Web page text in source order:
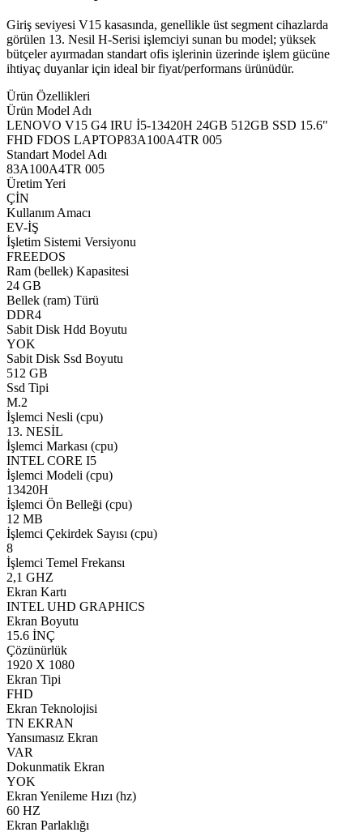
Giriş seviyesi V15 kasasında, genellikle üst segment cihazlarda
görülen 13. Nesil H-Serisi işlemciyi sunan bu model; yüksek
bütçeler ayırmadan standart ofis işlerinin üzerinde işlem gücüne
ihtiyaç duyanlar için ideal bir fiyat/performans ürünüdür.
Ürün Özellikleri
Ürün Model Adı
LENOVO V15 G4 IRU İ5-13420H 24GB 512GB SSD 15.6"
FHD FDOS LAPTOP83A100A4TR 005
Standart Model Adı
83A100A4TR 005
Üretim Yeri
ÇİN
Kullanım Amacı
EV-İŞ
İşletim Sistemi Versiyonu
FREEDOS
Ram (bellek) Kapasitesi
24 GB
Bellek (ram) Türü
DDR4
Sabit Disk Hdd Boyutu
YOK
Sabit Disk Ssd Boyutu
512 GB
Ssd Tipi
M.2
İşlemci Nesli (cpu)
13. NESİL
İşlemci Markası (cpu)
INTEL CORE I5
İşlemci Modeli (cpu)
13420H
İşlemci Ön Belleği (cpu)
12 MB
İşlemci Çekirdek Sayısı (cpu)
8
İşlemci Temel Frekansı
2,1 GHZ
Ekran Kartı
INTEL UHD GRAPHICS
Ekran Boyutu
15.6 İNÇ
Çözünürlük
1920 X 1080
Ekran Tipi
FHD
Ekran Teknolojisi
TN EKRAN
Yansımasız Ekran
VAR
Dokunmatik Ekran
YOK
Ekran Yenileme Hızı (hz)
60 HZ
Ekran Parlaklığı